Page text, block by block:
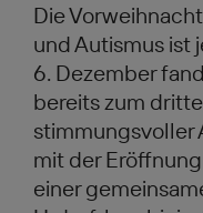
Die
und Autismus ist
6. Dezember
bereits zum
stimmungsvoller
mit der
einer